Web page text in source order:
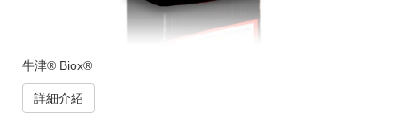
牛津® Biox®
詳細介紹